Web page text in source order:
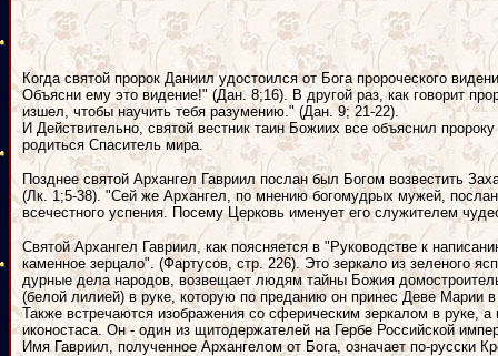
Когда святой пророк Даниил удостоился от Бога пророческого
Объясни ему это видение!" (Дан. 8;16). В другой раз, как говорит
изшел, чтобы научить тебя разумению." (Дан. 9; 21-22).
И Действительно, святой вестник таин Божиих все объяснил
родиться Спаситель мира.
Позднее святой Архангел Гавриил послан был Богом возвестить
(Лк. 1;5-38). "Сей же Архангел, по мнению богомудрых мужей,
всечестного успения. Посему Церковь именует его служителем
Святой Архангел Гавриил, как поясняется в "Руководстве к
каменное зерцало". (Фартусов, стр. 226). Это зеркало из зеленого
дурные дела народов, возвещает людям тайны Божия
(белой лилией) в руке, которую по преданию он принес Деве Марии
Также встречаются изображения со сферическим зеркалом в руке,
иконостаса. Он - один из щитодержателей на Гербе Российской
Имя Гавриил, полученное Архангелом от Бога, означает по-русски